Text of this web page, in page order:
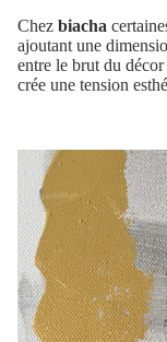
Chez biacha
ajoutant une
entre le brut du
crée une tension